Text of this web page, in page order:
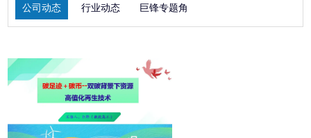
公司动态 行业动态 巨锋专题角